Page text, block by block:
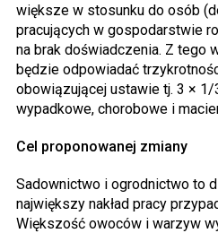
większe w stosunku do osób
pracujących w gospodarstwie
na brak doświadczenia. Z tego
będzie odpowiadać
obowiązującej ustawie tj. 3 ×
wypadkowe, chorobowe i
Cel proponowanej zmiany
Sadownictwo i ogrodnictwo to
największy nakład pracy
Większość owoców i warzyw